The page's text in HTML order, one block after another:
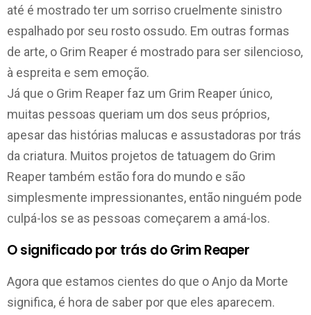
até é mostrado ter um sorriso cruelmente sinistro
espalhado por seu rosto ossudo. Em outras formas
de arte, o Grim Reaper é mostrado para ser silencioso,
à espreita e sem emoção.
Já que o Grim Reaper faz um Grim Reaper único,
muitas pessoas queriam um dos seus próprios,
apesar das histórias malucas e assustadoras por trás
da criatura. Muitos projetos de tatuagem do Grim
Reaper também estão fora do mundo e são
simplesmente impressionantes, então ninguém pode
culpá-los se as pessoas começarem a amá-los.
O significado por trás do Grim Reaper
Agora que estamos cientes do que o Anjo da Morte
significa, é hora de saber por que eles aparecem.